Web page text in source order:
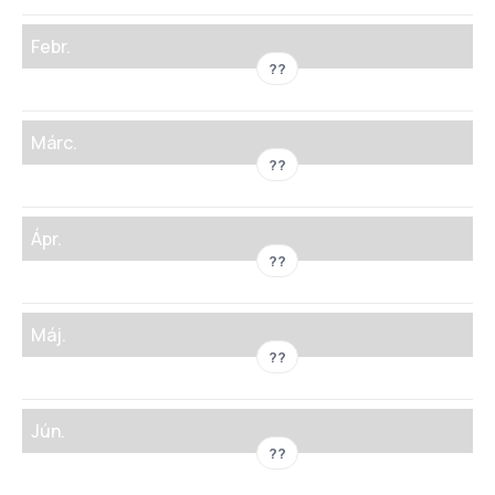
Febr.
??
Márc.
??
Ápr.
??
Máj.
??
Jún.
??